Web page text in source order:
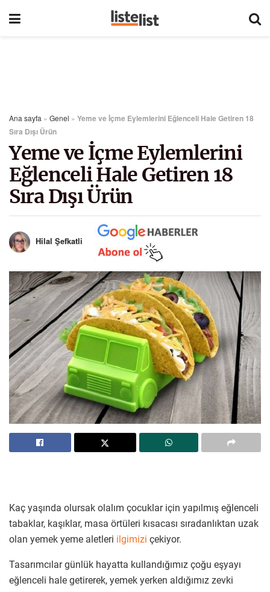
Ana sayfa » Genel » Yeme ve İçme Eylemlerini Eğlenceli Hale Getiren 18
Sıra Dışı Ürün
Yeme ve İçme Eylemlerini
Eğlenceli Hale Getiren 18
Sıra Dışı Ürün
Hilal Şefkatli
Kaç yaşında olursak olalım çocuklar için yapılmış eğlenceli
tabaklar, kaşıklar, masa örtüleri kısacası sıradanlıktan uzak
olan yemek yeme aletleri ilgimizi çekiyor.
Tasarımcılar günlük hayatta kullandığımız çoğu eşyayı
eğlenceli hale getirerek, yemek yerken aldığımız zevki